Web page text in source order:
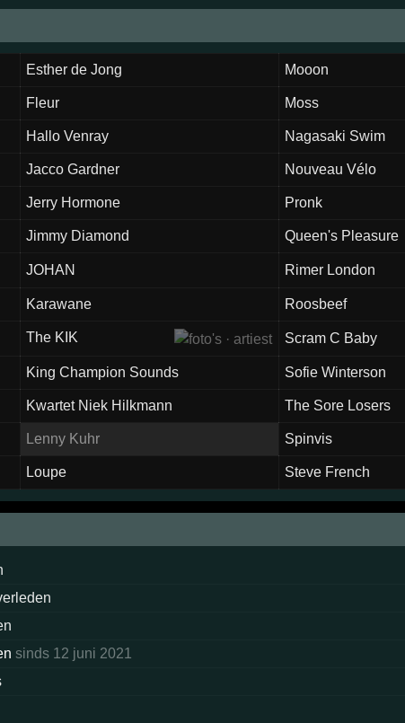
Esther de Jong Mooon
Fleur Moss
Hallo Venray Nagasaki Swim
Jacco Gardner Nouveau Vélo
Jerry Hormone Pronk
Jimmy Diamond Queen's Pleasure
JOHAN Rimer London
Karawane Roosbeef
The KIK Scram C Baby
King Champion Sounds Sofie Winterson
Kwartet Niek Hilkmann The Sore Losers
Lenny Kuhr Spinvis
Loupe Steve French
sinds 12 juni 2021